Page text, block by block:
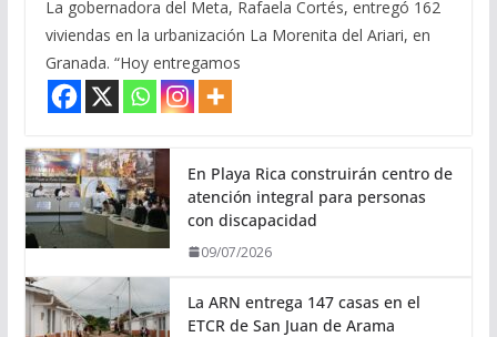
La gobernadora del Meta, Rafaela Cortés, entregó 162
viviendas en la urbanización La Morenita del Ariari, en
Granada. “Hoy entregamos
En Playa Rica construirán centro de
atención integral para personas
con discapacidad
09/07/2026
La ARN entrega 147 casas en el
ETCR de San Juan de Arama